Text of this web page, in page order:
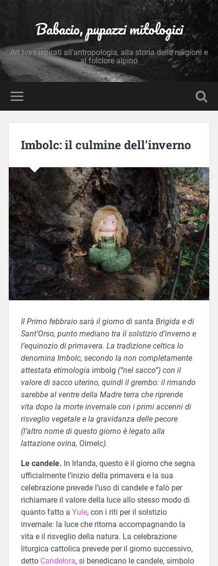
Babacio, pupazzi mitologici
Art toys ispirati all'antropologia, alla storia delle religioni e
al folclore alpino
Imbolc: il culmine dell’inverno
Il Primo febbraio sarà il giorno di santa Brigida e di
Sant’Orso, punto mediano tra il solstizio d’inverno e
l’equinozio di primavera. La tradizione celtica lo
denomina Imbolc, secondo la non completamente
attestata etimologia imbolg (“nel sacco”) con il
valore di sacco uterino, quindi il grembo: il rimando
sarebbe al ventre della Madre terra che riprende
vita dopo la morte invernale con i primi accenni di
risveglio vegetale e la gravidanza delle pecore
(l’altro nome di questo giorno è legato alla
lattazione ovina, Oimelc).
Le candele. In Irlanda, questo è il giorno che segna
ufficialmente l’inizio della primavera e la sua
celebrazione prevede l’uso di candele e falò per
richiamare il valore della luce allo stesso modo di
quanto fatto a Yule, con i riti per il solstizio
invernale: la luce che ritorna accompagnando la
vita e il risveglio della natura. La celebrazione
liturgica cattolica prevede per il giorno successivo,
detto Candelora, si benedicano le candele, simbolo